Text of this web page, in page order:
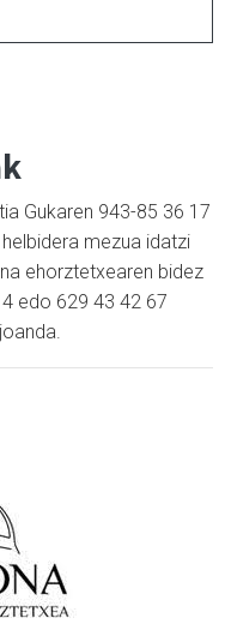
Gukaren 943-85 36 17
mezua idatzi
ehorztetxearen bidez
edo 629 43 42 67